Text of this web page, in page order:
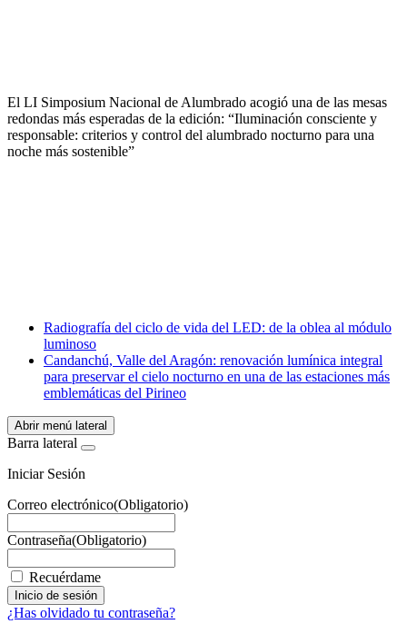
WhatsApp
El LI Simposium Nacional de Alumbrado acogió una de las mesas
redondas más esperadas de la edición: “Iluminación consciente y
responsable: criterios y control del alumbrado nocturno para una
noche más sostenible”
WhatsApp
Radiografía del ciclo de vida del LED: de la oblea al módulo
luminoso
Candanchú, Valle del Aragón: renovación lumínica integral
para preservar el cielo nocturno en una de las estaciones más
emblemáticas del Pirineo
Abrir menú lateral
Barra lateral
Iniciar Sesión
Correo electrónico(Obligatorio)
Contraseña(Obligatorio)
Recuérdame
¿Has olvidado tu contraseña?